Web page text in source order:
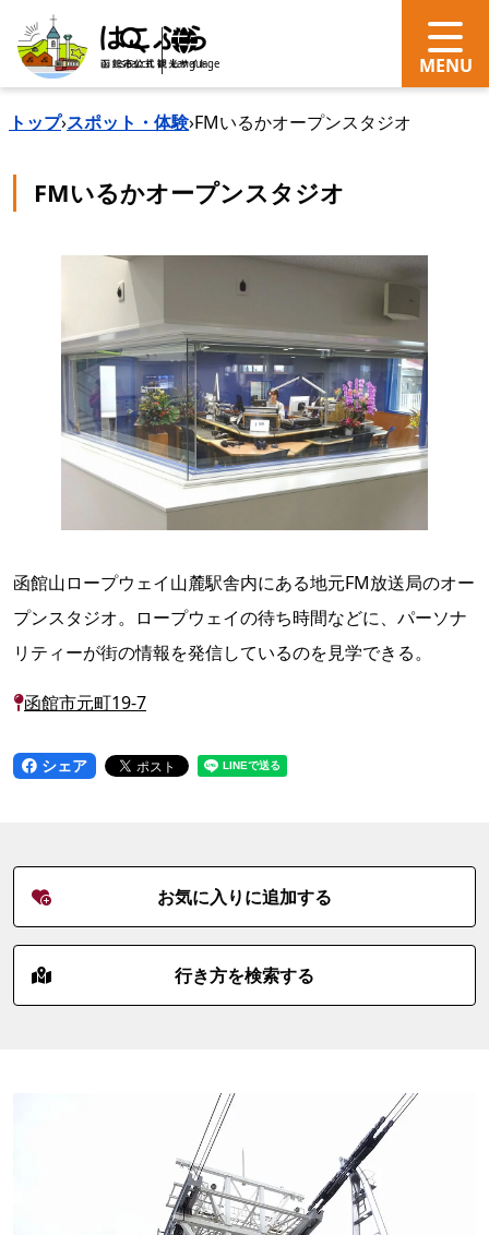
search Language
トップ›スポット・体験›FMいるかオープンスタジオ
FMいるかオープンスタジオ
函館山ロープウェイ山麓駅舎内にある地元FM放送局のオー
プンスタジオ。ロープウェイの待ち時間などに、パーソナ
リティーが街の情報を発信しているのを見学できる。
函館市元町19-7
シェア
お気に入りに追加する
行き方を検索する